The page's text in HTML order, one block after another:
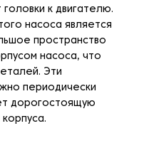
к двигателю.
насоса является
пространство
насоса, что
Эти
периодически
дорогостоящую